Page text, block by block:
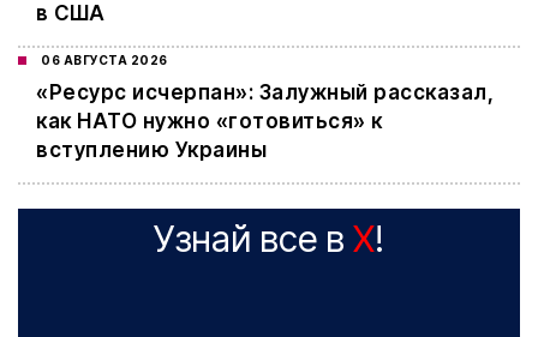
в США
06 АВГУСТА 2026
«Ресурс исчерпан»: Залужный рассказал,
как НАТО нужно «готовиться» к
вступлению Украины
Узнай все в X!